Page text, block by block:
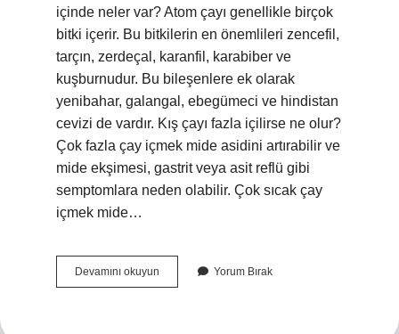
içinde neler var? Atom çayı genellikle birçok
bitki içerir. Bu bitkilerin en önemlileri zencefil,
tarçın, zerdeçal, karanfil, karabiber ve
kuşburnudur. Bu bileşenlere ek olarak
yenibahar, galangal, ebegümeci ve hindistan
cevizi de vardır. Kış çayı fazla içilirse ne olur?
Çok fazla çay içmek mide asidini artırabilir ve
mide ekşimesi, gastrit veya asit reflü gibi
semptomlara neden olabilir. Çok sıcak çay
içmek mide…
Devamını okuyun
Çayı
Yorum Bırak